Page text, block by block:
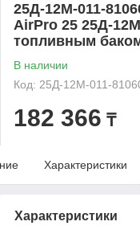
25Д-12М-011-
AirPro 25 25Д-
топливным
В наличии
Код: 25Д-12М-011-
182 366 ₸
Характеристики
Характеристики